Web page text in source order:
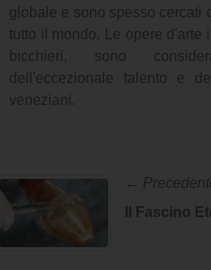
globale e sono spesso cercati
tutto il mondo. Le opere d'arte
bicchieri, sono
dell'eccezionale talento e
veneziani.
←
Il Fascino